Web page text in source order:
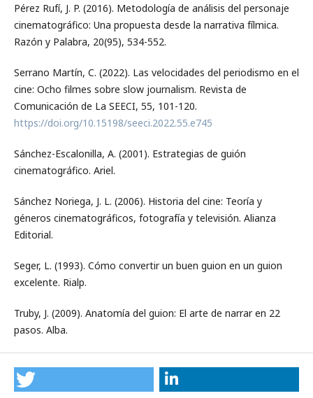
Pérez Rufí, J. P. (2016). Metodología de análisis del personaje
cinematográfico: Una propuesta desde la narrativa fílmica.
Razón y Palabra, 20(95), 534-552.
Serrano Martín, C. (2022). Las velocidades del periodismo en el
cine: Ocho filmes sobre slow journalism. Revista de
Comunicación de La SEECI, 55, 101-120.
https://doi.org/10.15198/seeci.2022.55.e745
Sánchez-Escalonilla, A. (2001). Estrategias de guión
cinematográfico. Ariel.
Sánchez Noriega, J. L. (2006). Historia del cine: Teoría y
géneros cinematográficos, fotografía y televisión. Alianza
Editorial.
Seger, L. (1993). Cómo convertir un buen guion en un guion
excelente. Rialp.
Truby, J. (2009). Anatomía del guion: El arte de narrar en 22
pasos. Alba.